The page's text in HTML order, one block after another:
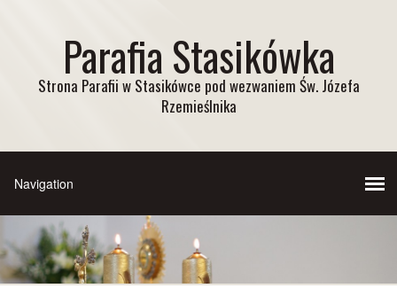
Parafia Stasikówka
Strona Parafii w Stasikówce pod wezwaniem Św. Józefa
Rzemieślnika